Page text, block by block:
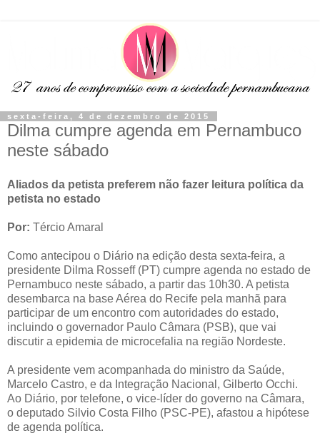
sexta-feira, 4 de dezembro de 2015
Dilma cumpre agenda em Pernambuco
neste sábado
Aliados da petista preferem não fazer leitura política da
petista no estado
Por: Tércio Amaral
Como antecipou o Diário na edição desta sexta-feira, a
presidente Dilma Rosseff (PT) cumpre agenda no estado de
Pernambuco neste sábado, a partir das 10h30. A petista
desembarca na base Aérea do Recife pela manhã para
participar de um encontro com autoridades do estado,
incluindo o governador Paulo Câmara (PSB), que vai
discutir a epidemia de microcefalia na região Nordeste.
A presidente vem acompanhada do ministro da Saúde,
Marcelo Castro, e da Integração Nacional, Gilberto Occhi.
Ao Diário, por telefone, o vice-líder do governo na Câmara,
o deputado Silvio Costa Filho (PSC-PE), afastou a hipótese
de agenda política.